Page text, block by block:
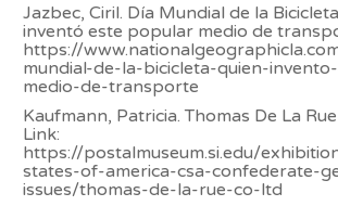
Jazbec, Ciril. Día Mundial de la
inventó este popular medio de
https://
mundial-de-la-bicicleta-quien-
medio-de-transporte
Kaufmann, Patricia. Thomas De La
Link:
https://postalmuseum.si.edu/
states-of-america-csa-confederate-
issues/thomas-de-la-rue-co-ltd